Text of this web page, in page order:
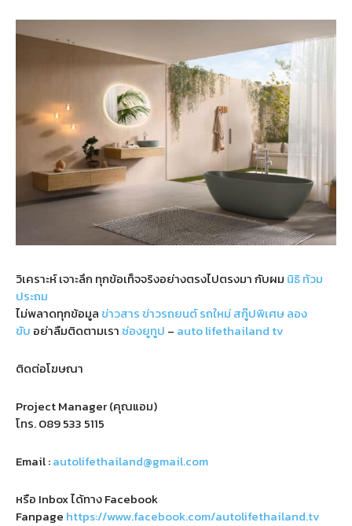
วิเคราะห์ เจาะลึก ทุกข้อเท็จจริงอย่างตรงไปตรงมา กับผม นิธิ ท้วม
ประถม
ไม่พลาดทุกข้อมูล ข่าวสาร ข่าวรถยนต์รถใหม่สกู๊ปพิเศษลอง
ขับ อย่าลืมติดตามเรา ช่องยูทูป – auto lifethailand tv
ติดต่อโฆษณา
Project Manager (คุณแอม)
โทร.089 533 5115
Email :autolifethailand@gmail.com
หรือ Inbox ได้ทาง Facebook
Fanpage https://www.facebook.com/autolifethailand.tv